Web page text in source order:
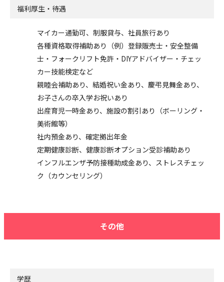
福利厚生・待遇
マイカー通勤可、制服貸与、社員旅行あり
各種資格取得補助あり（例）登録販売士・安全整備
士・フォークリフト免許・DIYアドバイザー・チェッ
カー技能検定など
親睦会補助あり、結婚祝い金あり、慶弔見舞金あり、
お子さんの卒入学お祝いあり
出産育児一時金あり、施設の割引あり（ボーリング・
美術館等）
社内預金あり、確定拠出年金
定期健康診断、健康診断オプション受診補助あり
インフルエンザ予防接種助成金あり、ストレスチェッ
ク（カウンセリング）
その他
学歴